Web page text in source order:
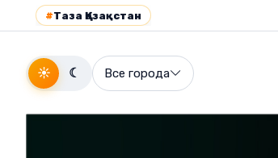
#Таза Қазақстан
☀ ☾ Все города